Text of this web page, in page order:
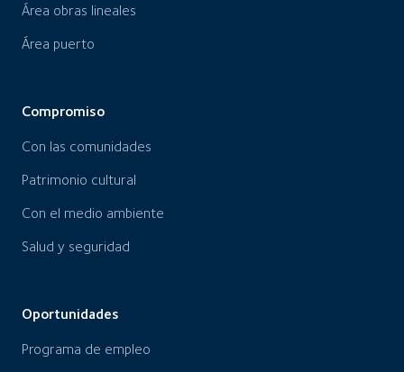
Área obras lineales
Área puerto
Compromiso
Con las comunidades
Patrimonio cultural
Con el medio ambiente
Salud y seguridad
Oportunidades
Programa de empleo